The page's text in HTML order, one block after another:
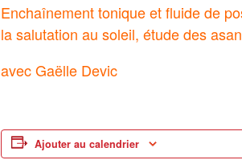
Enchaînement tonique et fluide de
la salutation au soleil, étude des
avec Gaëlle Devic
Ajouter au calendrier